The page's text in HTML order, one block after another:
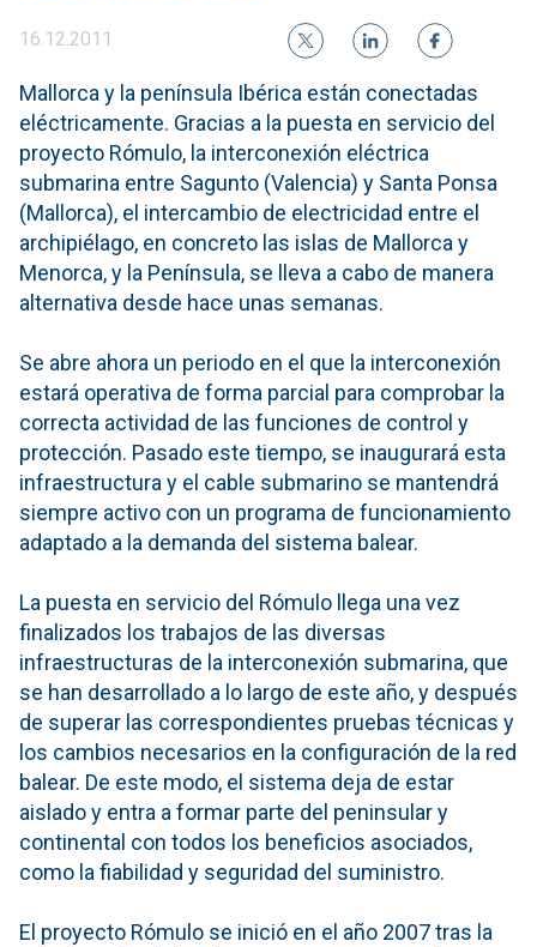
16.12.2011
Mallorca y la península Ibérica están conectadas
eléctricamente. Gracias a la puesta en servicio del
proyecto Rómulo, la interconexión eléctrica
submarina entre Sagunto (Valencia) y Santa Ponsa
(Mallorca), el intercambio de electricidad entre el
archipiélago, en concreto las islas de Mallorca y
Menorca, y la Península, se lleva a cabo de manera
alternativa desde hace unas semanas.
Se abre ahora un periodo en el que la interconexión
estará operativa de forma parcial para comprobar la
correcta actividad de las funciones de control y
protección. Pasado este tiempo, se inaugurará esta
infraestructura y el cable submarino se mantendrá
siempre activo con un programa de funcionamiento
adaptado a la demanda del sistema balear.
La puesta en servicio del Rómulo llega una vez
finalizados los trabajos de las diversas
infraestructuras de la interconexión submarina, que
se han desarrollado a lo largo de este año, y después
de superar las correspondientes pruebas técnicas y
los cambios necesarios en la configuración de la red
balear. De este modo, el sistema deja de estar
aislado y entra a formar parte del peninsular y
continental con todos los beneficios asociados,
como la fiabilidad y seguridad del suministro.
El proyecto Rómulo se inició en el año 2007 tras la